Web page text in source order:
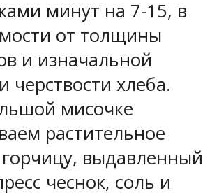
минут на 7-15, в
от толщины
и изначальной
черствости хлеба.
мисочке
растительное
выдавленный
чеснок, соль и